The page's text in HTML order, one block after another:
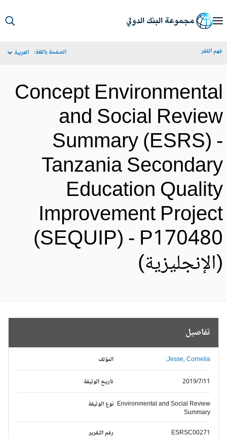
الفقر الصفحة باللغة: العربية
Concept
and Social
Summary (ESRS)
Tanzania
Education
Improvement
(SEQUIP) -
تفاصيل
المؤلف Jesse, Cornelia;
تاريخ الوثيقة 2019/7/11
نوع الوثيقة Environmental and Social Review
Summary
رقم التقرير
ESRSC00271